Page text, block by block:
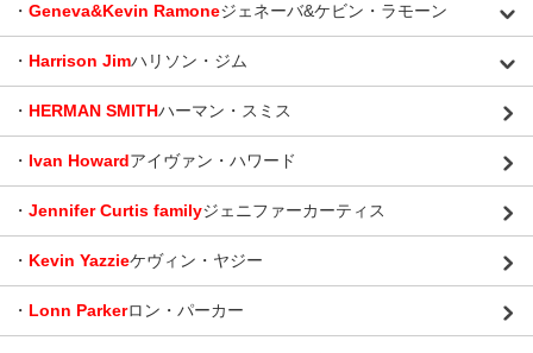
・ Geneva&Kevin Ramoneジェネーバ&ケビン・ラモーン
・ Harrison Jimハリソン・ジム
・ HERMAN SMITHハーマン・スミス
・ Ivan Howardアイヴァン・ハワード
・ Jennifer Curtis familyジェニファーカーティス
・ Kevin Yazzieケヴィン・ヤジー
・ Lonn Parkerロン・パーカー